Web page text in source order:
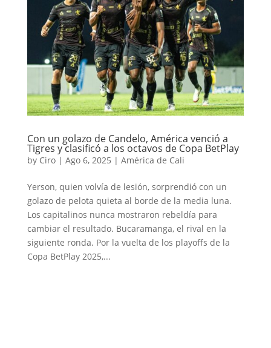
Con un golazo de Candelo, América venció a
Tigres y clasificó a los octavos de Copa BetPlay
by Ciro| Ago 6, 2025 | América de Cali
Yerson, quien volvía de lesión, sorprendió con un
golazo de pelota quieta al borde de la media luna.
Los capitalinos nunca mostraron rebeldía para
cambiar el resultado. Bucaramanga, el rival en la
siguiente ronda. Por la vuelta de los playoffs de la
Copa BetPlay 2025,...